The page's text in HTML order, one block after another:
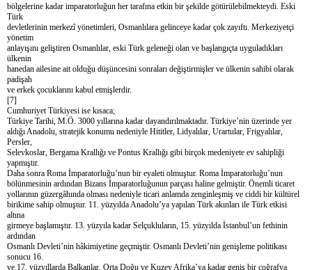
bölgelerine kadar imparatorluğun her tarafına etkin bir şekilde götürülebilmekteydi. Eski
Türk
devletlerinin merkezî yönetimleri, Osmanlılara gelinceye kadar çok zayıftı. Merkeziyetçi
yönetim
anlayışını geliştiren Osmanlılar, eski Türk geleneği olan ve başlangıçta uyguladıkları
ülkenin
hanedan ailesine ait olduğu düşüncesini sonraları değiştirmişler ve ülkenin sahibi olarak
padişah
ve erkek çocuklarını kabul etmişlerdir.
[7]
Cumhuriyet Türkiyesi ise kısaca;
Türkiye Tarihi, M.Ö. 3000 yıllarına kadar dayandırılmaktadır. Türkiye’nin üzerinde yer
aldığı Anadolu, stratejik konumu nedeniyle Hititler, Lidyalılar, Urartular, Frigyalılar,
Persler,
Selevkoslar, Bergama Krallığı ve Pontus Krallığı gibi birçok medeniyete ev sahipliği
yapmıştır.
Daha sonra Roma İmparatorluğu’nun bir eyaleti olmuştur. Roma İmparatorluğu’nun
bölünmesinin ardından Bizans İmparatorluğunun parçası haline gelmiştir. Önemli ticaret
yollarının güzergâhında olması nedeniyle ticari anlamda zenginleşmiş ve ciddi bir kültürel
birikime sahip olmuştur. 11. yüzyılda Anadolu’ya yapılan Türk akınları ile Türk etkisi
altına
girmeye başlamıştır. 13. yüzyıla kadar Selçukluların, 15. yüzyılda İstanbul’un fethinin
ardından
Osmanlı Devleti’nin hâkimiyetine geçmiştir. Osmanlı Devleti’nin genişleme politikası
sonucu 16.
ve 17. yüzyıllarda Balkanlar, Orta Doğu ve Kuzey Afrika’ya kadar geniş bir coğrafya